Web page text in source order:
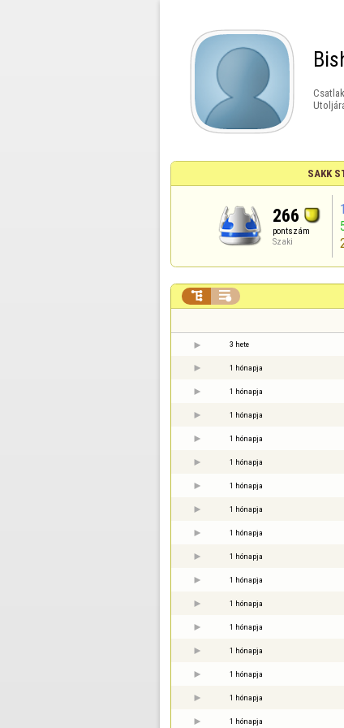
SAKK
266
pontszám
Szaki
 
3 hete
1 hónapja
1 hónapja
1 hónapja
1 hónapja
1 hónapja
1 hónapja
1 hónapja
1 hónapja
1 hónapja
1 hónapja
1 hónapja
1 hónapja
1 hónapja
1 hónapja
1 hónapja
1 hónapja